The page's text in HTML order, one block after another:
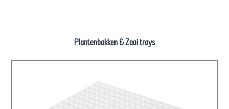
Plantenbakken & Zaai trays